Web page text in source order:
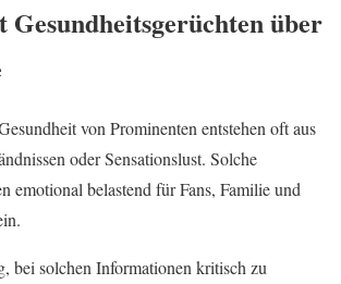
Gesundheitsgerüchten über
von Prominenten entstehen oft aus
oder Sensationslust. Solche
emotional belastend für Fans, Familie und
bei solchen Informationen kritisch zu